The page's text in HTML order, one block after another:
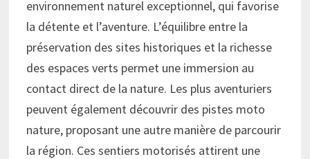
environnement naturel exceptionnel, qui favorise
la détente et l’aventure. L’équilibre entre la
préservation des sites historiques et la richesse
des espaces verts permet une immersion au
contact direct de la nature. Les plus aventuriers
peuvent également découvrir des pistes moto
nature, proposant une autre manière de parcourir
la région. Ces sentiers motorisés attirent une